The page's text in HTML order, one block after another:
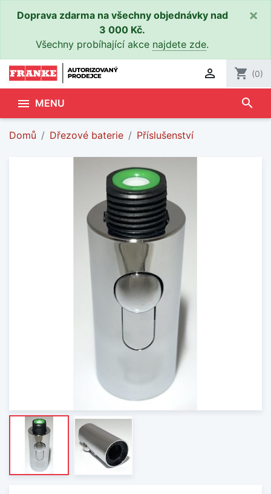
Doprava zdarma na všechny objednávky nad
3 000 Kč.
Všechny probíhající akce najdete zde.
×
 shopping_cart (0)
 MENU search
Domů Dřezové baterie Příslušenství